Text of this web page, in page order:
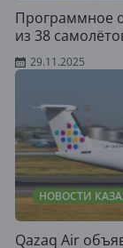
Программное
из 38
29.11.2025
НОВОСТИ
Qazaq Air